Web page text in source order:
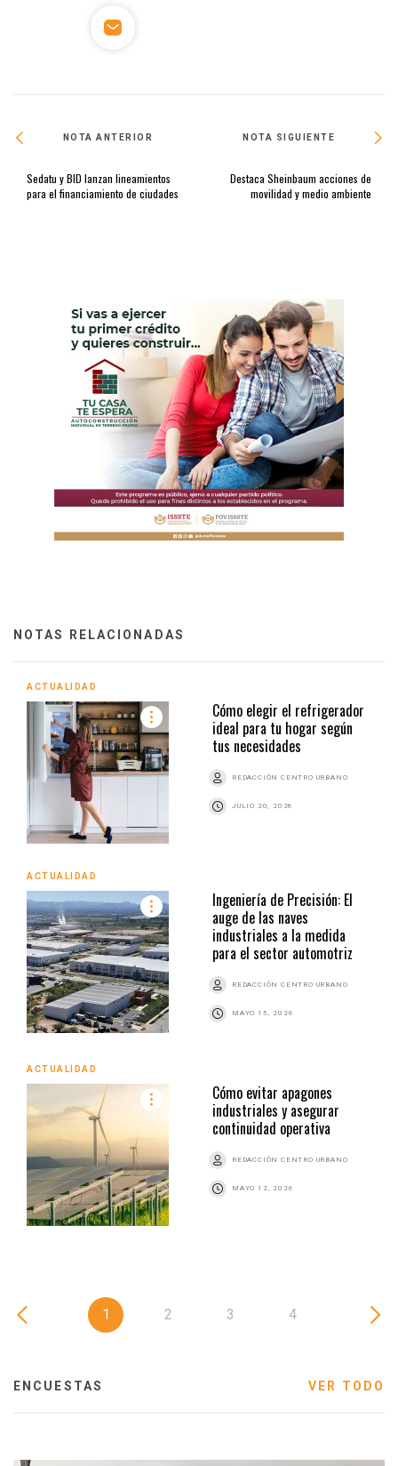
NOTA ANTERIOR
Sedatu y BID lanzan lineamientos
para el financiamiento de ciudades
NOTA SIGUIENTE
Destaca Sheinbaum acciones de
movilidad y medio ambiente
NOTAS RELACIONADAS
ACTUALIDAD
Cómo elegir el refrigerador
ideal para tu hogar según
tus necesidades
REDACCIÓN CENTRO URBANO
JULIO 20, 2026
ACTUALIDAD
Ingeniería de Precisión: El
auge de las naves
industriales a la medida
para el sector automotriz
REDACCIÓN CENTRO URBANO
MAYO 15, 2026
ACTUALIDAD
Cómo evitar apagones
industriales y asegurar
continuidad operativa
REDACCIÓN CENTRO URBANO
MAYO 12, 2026
1 2 3 4
ENCUESTAS VER TODO